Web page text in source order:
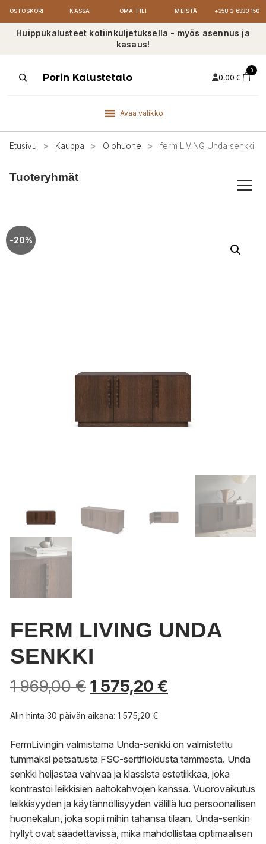
OSTOSKORI KASSA OMA TILI MEISTÄ +358 2 6333 150
Huippukalusteet kotiinkuljetuksella - myös asennus ja
kasaus!
ProductsPorin Kalustetalo 0,00 €
0
Avaa valikko
Etusivu > Kauppa > Olohuone > ferm LIVING Unda senkki
Tuoteryhmät
-20%
FERM LIVING UNDA
SENKKI
1 969,00€ 1 575,20 €
Alin hinta 30 päivän aikana: 1 575,20 €
FermLivingin valmistama Unda-senkki on valmistettu
tummaksi petsatusta FSC-sertifioidusta tammesta. Unda
senkki heijastaa vahvaa ja klassista estetiikkaa, joka
kontrastoi leikkisien aaltokahvojen kanssa. Vuorovaikutus
leikkisyyden ja käytännöllisyyden välillä luo persoonallisen
huonekalun, joka sopii mihin tahansa tilaan. Unda-senkin
hyllyt ovat säädettävissä, mikä mahdollistaa optimaalisen